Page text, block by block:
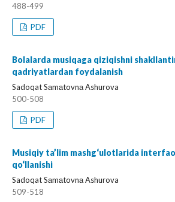
488-499
PDF
Bolalarda musiqaga qiziqishni
qadriyatlardan foydalanish
Sadoqat Sаmаtovnа Ashurova
500-508
PDF
Musiqiy ta’lim mashg‘ulotlarida
qo‘llanishi
Sadoqat Sаmаtovnа Ashurova
509-518